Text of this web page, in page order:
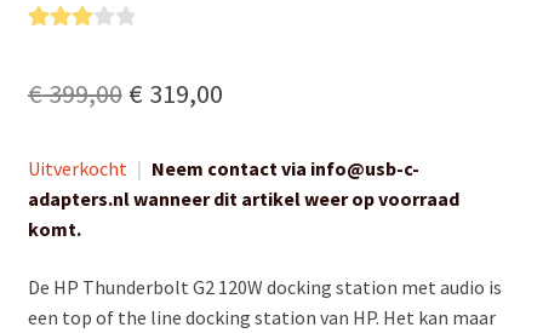
3.00op
gebasee
rd op
klant
ring
€399,00 Oorspronkelijke
was:
€ 319,00Huidige
is:
Uitverkocht | Neem contact via info@usb-c-
adapters.nl wanneer dit artikel weer op voorraad
komt.
De HP Thunderbolt G2 120W docking station met audio is
een top of the line docking station van HP. Het kan maar